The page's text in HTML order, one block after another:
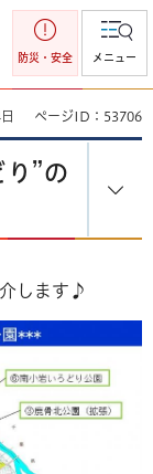
防災・安全 メニュー
ページID：53706
り”の
します♪